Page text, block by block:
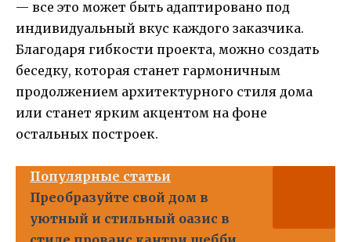
— все это может быть адаптировано под
индивидуальный вкус каждого заказчика.
Благодаря гибкости проекта, можно создать
беседку, которая станет гармоничным
продолжением архитектурного стиля дома
или станет ярким акцентом на фоне
остальных построек.
Популярные статьи
Преобразуйте свой дом в
уютный и стильный оазис в